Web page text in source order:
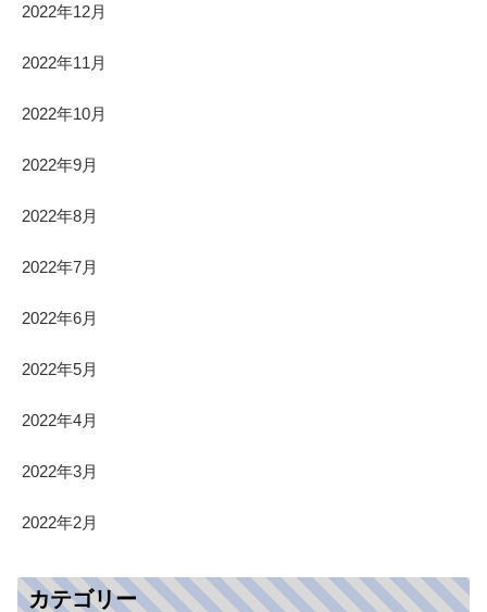
2022年12月
2022年11月
2022年10月
2022年9月
2022年8月
2022年7月
2022年6月
2022年5月
2022年4月
2022年3月
2022年2月
カテゴリー